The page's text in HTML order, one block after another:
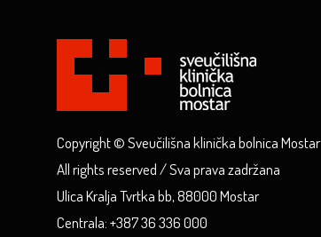
Copyright © Sveučilišna klinička bolnica Mostar
All rights reserved / Sva prava zadržana
Ulica Kralja Tvrtka bb, 88000 Mostar
Centrala: +387 36 336 000